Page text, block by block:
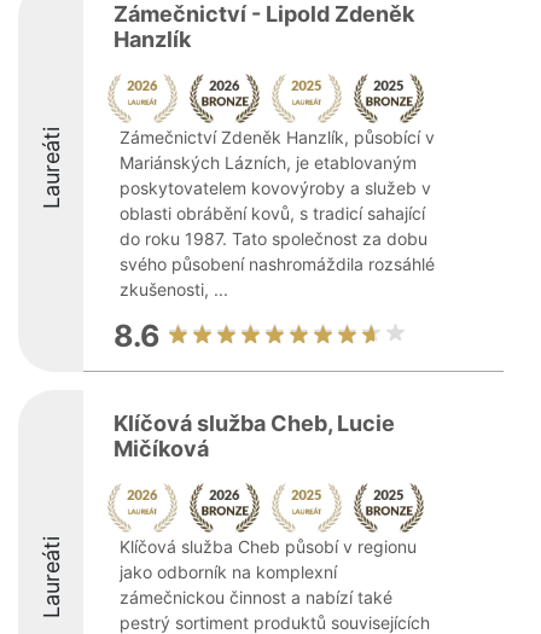
Laureáti
Zámečnictví - Lipold Zdeněk
Hanzlík
Zámečnictví Zdeněk Hanzlík, působící v
Mariánských Lázních, je etablovaným
poskytovatelem kovovýroby a služeb v
oblasti obrábění kovů, s tradicí sahající
do roku 1987. Tato společnost za dobu
svého působení nashromáždila rozsáhlé
zkušenosti, ...
8.6
Laureáti
Klíčová služba Cheb, Lucie
Mičíková
Klíčová služba Cheb působí v regionu
jako odborník na komplexní
zámečnickou činnost a nabízí také
pestrý sortiment produktů souvisejících